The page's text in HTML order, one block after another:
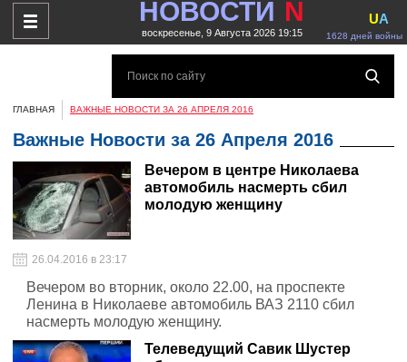
НОВОСТИ N
воскресенье, 9 Августа 2026 19:15 1628 дней войны
UA
ГЛАВНАЯ ВАЖНЫЕ НОВОСТИ ЗА 26 АПРЕЛЯ 2016
Важные Новости за 26 Апреля 2016
Вечером в центре Николаева
автомобиль насмерть сбил
молодую женщину
26.04.2016 в 23:17
Вечером во вторник, около 22.00, на проспекте
Ленина в Николаеве автомобиль ВАЗ 2110 сбил
насмерть молодую женщину.
Телеведущий Савик Шустер